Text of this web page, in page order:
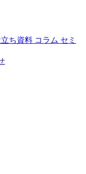
ち資料 コラム セミ